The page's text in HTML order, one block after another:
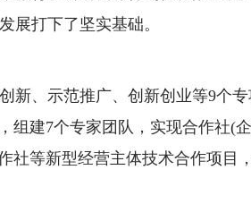
展打下了坚实基础。
新、示范推广、创新创业等9个专
组建7个专家团队，实现合作社(
社等新型经营主体技术合作项目